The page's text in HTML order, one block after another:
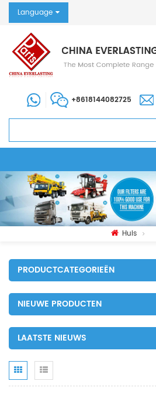
Language
+8618144082725
Huis
PRODUCTCATEGORIEËN
NIEUWE PRODUCTEN
LAATSTE NIEUWS